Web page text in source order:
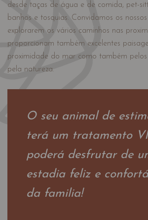
desde taças de água e de comida, pet-
banhos e tosquias. Convidamos os
explorarem os vários caminhos nas
proporcionam também excelentes
proximidade do mar como também
pela natureza.
O seu animal de
terá um tratamento
poderá desfrutar de
estadia feliz e
da familia!